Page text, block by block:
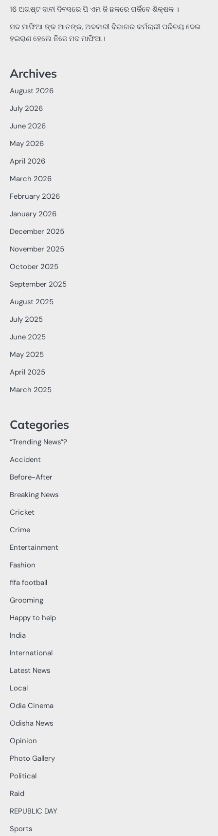
16 ଅଗଷ୍ଟ ଦାବୀ ଦିବସରେ ପି ଏମ ଜି ଛକରେ ଗର୍ଜିବେ ଶିକ୍ଷକ ।
ମଦ ମାଫିଆ ଙ୍କ ଆତଙ୍କ, ଅବକାରୀ ବିଭାଗର କର୍ମଚାରୀ ପରିଚୟ ଦେଇ
ହଇରାଣ ହେଲେ ନିଜେ ମଦ ମାଫିଆ।
Archives
August 2026
July 2026
June 2026
May 2026
April 2026
March 2026
February 2026
January 2026
December 2025
November 2025
October 2025
September 2025
August 2025
July 2025
June 2025
May 2025
April 2025
March 2025
Categories
“Trending News”?
Accident
Before-After
Breaking News
Cricket
Crime
Entertainment
Fashion
fifa football
Grooming
Happy to help
India
International
Latest News
Local
Odia Cinema
Odisha News
Opinion
Photo Gallery
Political
Raid
REPUBLIC DAY
Sports